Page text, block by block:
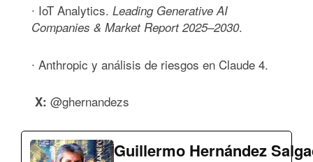
∙ IoT Analytics. Leading Generative AI
Companies & Market Report 2025–2030.
∙ Anthropic y análisis de riesgos en Claude 4.
X: @ghernandezs
Guillermo Hernández